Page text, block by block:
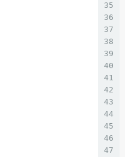
35
36
37
38
39
40
41
42
43
44
45
46
47